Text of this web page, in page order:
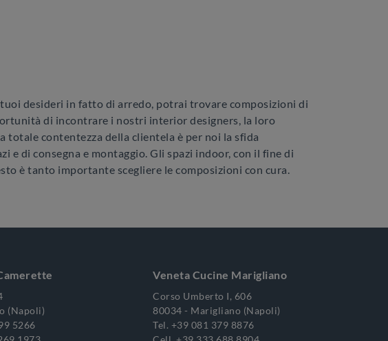
desideri in fatto di arredo, potrai trovare composizioni di
di incontrare i nostri interior designers, la loro
totale contentezza della clientela è per noi la sfida
di consegna e montaggio. Gli spazi indoor, con il fine di
è tanto importante scegliere le composizioni con cura.
(Napoli)
5266
Veneta Cucine Marigliano
Corso Umberto I, 606
80034 - Marigliano (Napoli)
Tel. +39 081 379 8876